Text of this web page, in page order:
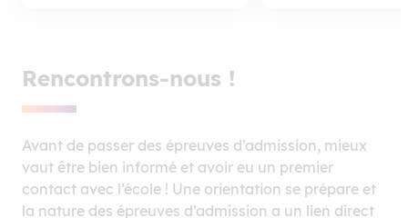
Rencontrons-nous !
Avant de passer des épreuves d’admission, mieux
vaut être bien informé et avoir eu un premier
contact avec l’école ! Une orientation se prépare et
la nature des épreuves d’admission a un lien direct